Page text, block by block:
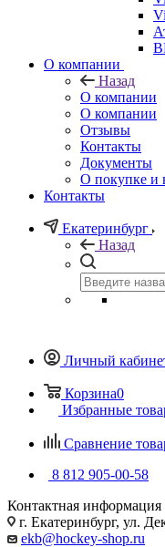
О компании
Назад
О компании
О компании
Отзывы
Контакты
Документы
О покупке и
Контакты
Екатеринбург
Назад
Личный
Корзина0
Избранные
Сравнение
8 812 905-00-58
Контактная информация
г. Екатеринбург, ул.
ekb@hockey-shop.ru